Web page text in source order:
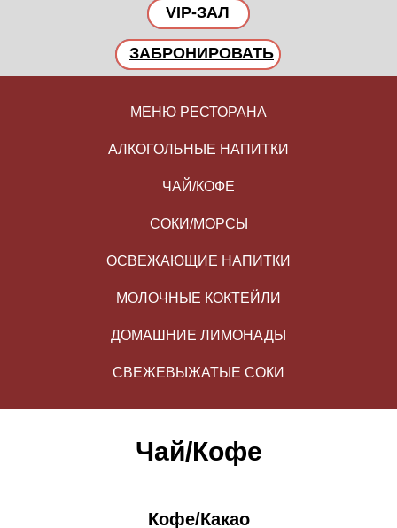
ЗАБРОНИРОВАТЬ
VIP-ЗАЛ
МЕНЮ РЕСТОРАНА
АЛКОГОЛЬНЫЕ НАПИТКИ
ЧАЙ/КОФЕ
СОКИ/МОРСЫ
ОСВЕЖАЮЩИЕ НАПИТКИ
МОЛОЧНЫЕ КОКТЕЙЛИ
ДОМАШНИЕ ЛИМОНАДЫ
СВЕЖЕВЫЖАТЫЕ СОКИ
Чай/Кофе
Кофе/Какао